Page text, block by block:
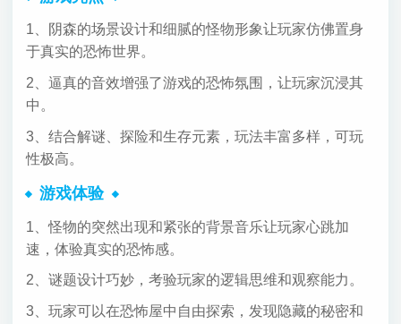
1、阴森的场景设计和细腻的怪物形象让玩家仿佛置身
于真实的恐怖世界。
2、逼真的音效增强了游戏的恐怖氛围，让玩家沉浸其
中。
3、结合解谜、探险和生存元素，玩法丰富多样，可玩
性极高。
游戏体验
1、怪物的突然出现和紧张的背景音乐让玩家心跳加
速，体验真实的恐怖感。
2、谜题设计巧妙，考验玩家的逻辑思维和观察能力。
3、玩家可以在恐怖屋中自由探索，发现隐藏的秘密和